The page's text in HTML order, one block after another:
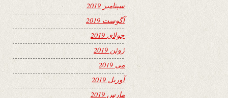
سپتامبر 2019
آگوست 2019
جولای 2019
ژوئن 2019
می 2019
آوریل 2019
مارس 2019